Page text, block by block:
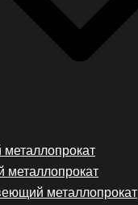
металлопрокат
металлопрокат